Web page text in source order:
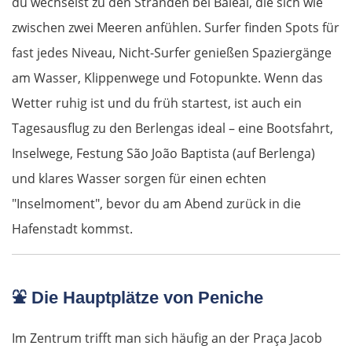
zwischen zwei Meeren anfühlen. Surfer finden Spots für
fast jedes Niveau, Nicht-Surfer genießen Spaziergänge
am Wasser, Klippenwege und Fotopunkte. Wenn das
Wetter ruhig ist und du früh startest, ist auch ein
Tagesausflug zu den Berlengas ideal – eine Bootsfahrt,
Inselwege, Festung São João Baptista (auf Berlenga)
und klares Wasser sorgen für einen echten
"Inselmoment", bevor du am Abend zurück in die
Hafenstadt kommst.
⛲ Die Hauptplätze von Peniche
Im Zentrum trifft man sich häufig an der Praça Jacob